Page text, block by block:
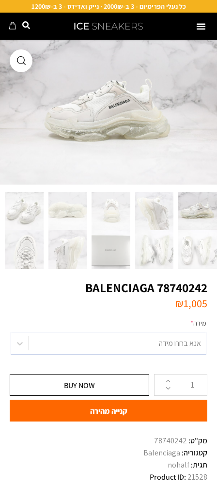
כל נעלי הפרימיום - 3 ב-2000₪ · נייק ואדידס - 3 ב-1200₪
BALENCIAGA 78740242
₪1,005
מידה*
אנא בחרו מידה
BUY NOW
קנייה מהירה
מק"ט: 78740242
קטגוריה: Balenciaga
תגית:nohalf
Product ID: 21528